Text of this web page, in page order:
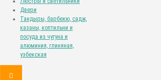
Двери
Тандыры, барбекю, садж,
казаны, коптильни и
посуда из чугуна и
алюминия, глиняная,
узбекская